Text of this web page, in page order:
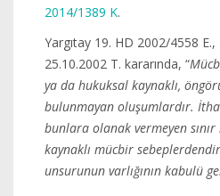
2014/1389 K.
Yargıtay 19. HD 2002/4558
25.10.2002 T. kararında, “
ya da hukuksal kaynaklı,
bulunmayan oluşumlardır.
bunlara olanak vermeyen
kaynaklı mücbir
unsurunun varlığının kabulü